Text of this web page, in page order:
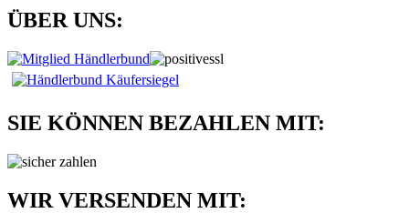
ÜBER UNS:
SIE KÖNNEN BEZAHLEN MIT:
WIR VERSENDEN MIT: